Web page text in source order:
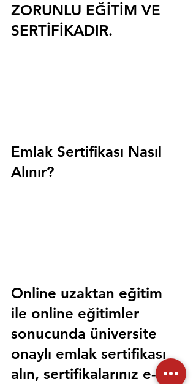
ZORUNLU EĞİTİM VE
SERTİFİKADIR.
Emlak Sertifikası Nasıl
Alınır?
Online uzaktan eğitim
ile online eğitimler
sonucunda üniversite
onaylı emlak sertifikası
alın, sertifikalarınız e-